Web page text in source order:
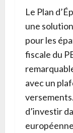
Le Plan
une
pour les
fiscale du
avec un
d’investir